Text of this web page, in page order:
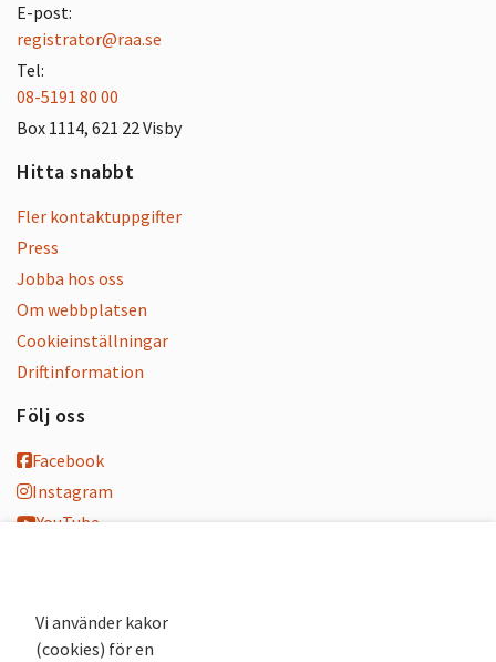
E-post:
registrator@raa.se
Tel:
08-5191 80 00
Box 1114, 621 22 Visby
Hitta snabbt
Fler kontaktuppgifter
Press
Jobba hos oss
Om webbplatsen
Cookieinställningar
Driftinformation
Följ oss
Facebook
Instagram
YouTube
Nyhetsbrev
Vi använder kakor
(cookies) för en